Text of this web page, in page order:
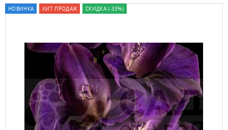
НОВИНКА ХИТ ПРОДАЖ СКИДКА (-33%)